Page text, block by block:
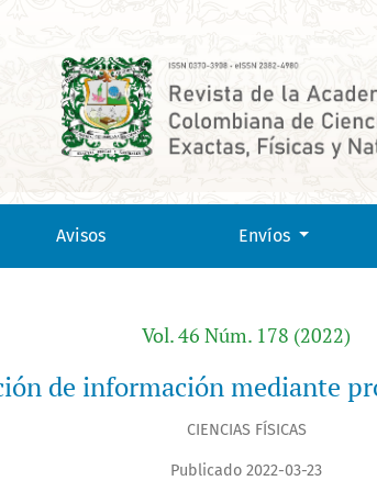
Avisos Envíos
Vol. 46 Núm. 178 (2022)
de información mediante
CIENCIAS FÍSICAS
Publicado 2022-03-23